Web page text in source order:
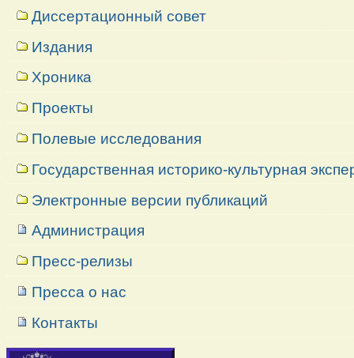
Диссертационный совет
Издания
Хроника
Проекты
Полевые исследования
Государственная историко-культурная
Электронные версии публикаций
Администрация
Пресс-релизы
Пресса о нас
Контакты